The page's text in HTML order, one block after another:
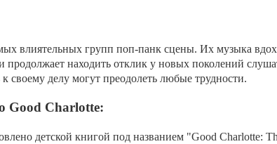
влиятельных групп поп-панк сцены. Их музыка
находить отклик у новых поколений
к своему делу могут преодолеть любые трудности.
Good Charlotte:
детской книгой под названием "Good Charlotte: